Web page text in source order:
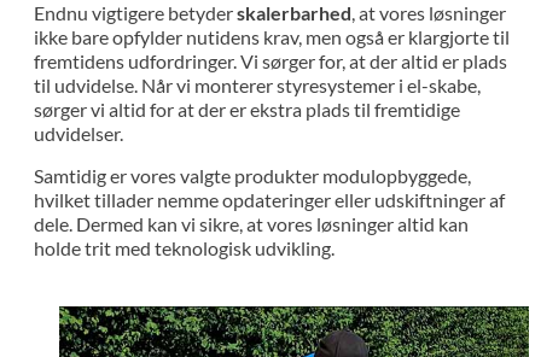
Endnu vigtigere betyderskalerbarhed, at vores løsninger
ikke bare opfylder nutidens krav, men også er klargjorte til
fremtidens udfordringer. Vi sørger for, at der altid er plads
til udvidelse. Når vi monterer styresystemer i el-skabe,
sørger vi altid for at der er ekstra plads til fremtidige
udvidelser.
Samtidig er vores valgte produkter modulopbyggede,
hvilket tillader nemme opdateringer eller udskiftninger af
dele. Dermed kan vi sikre, at vores løsninger altid kan
holde trit med teknologisk udvikling.